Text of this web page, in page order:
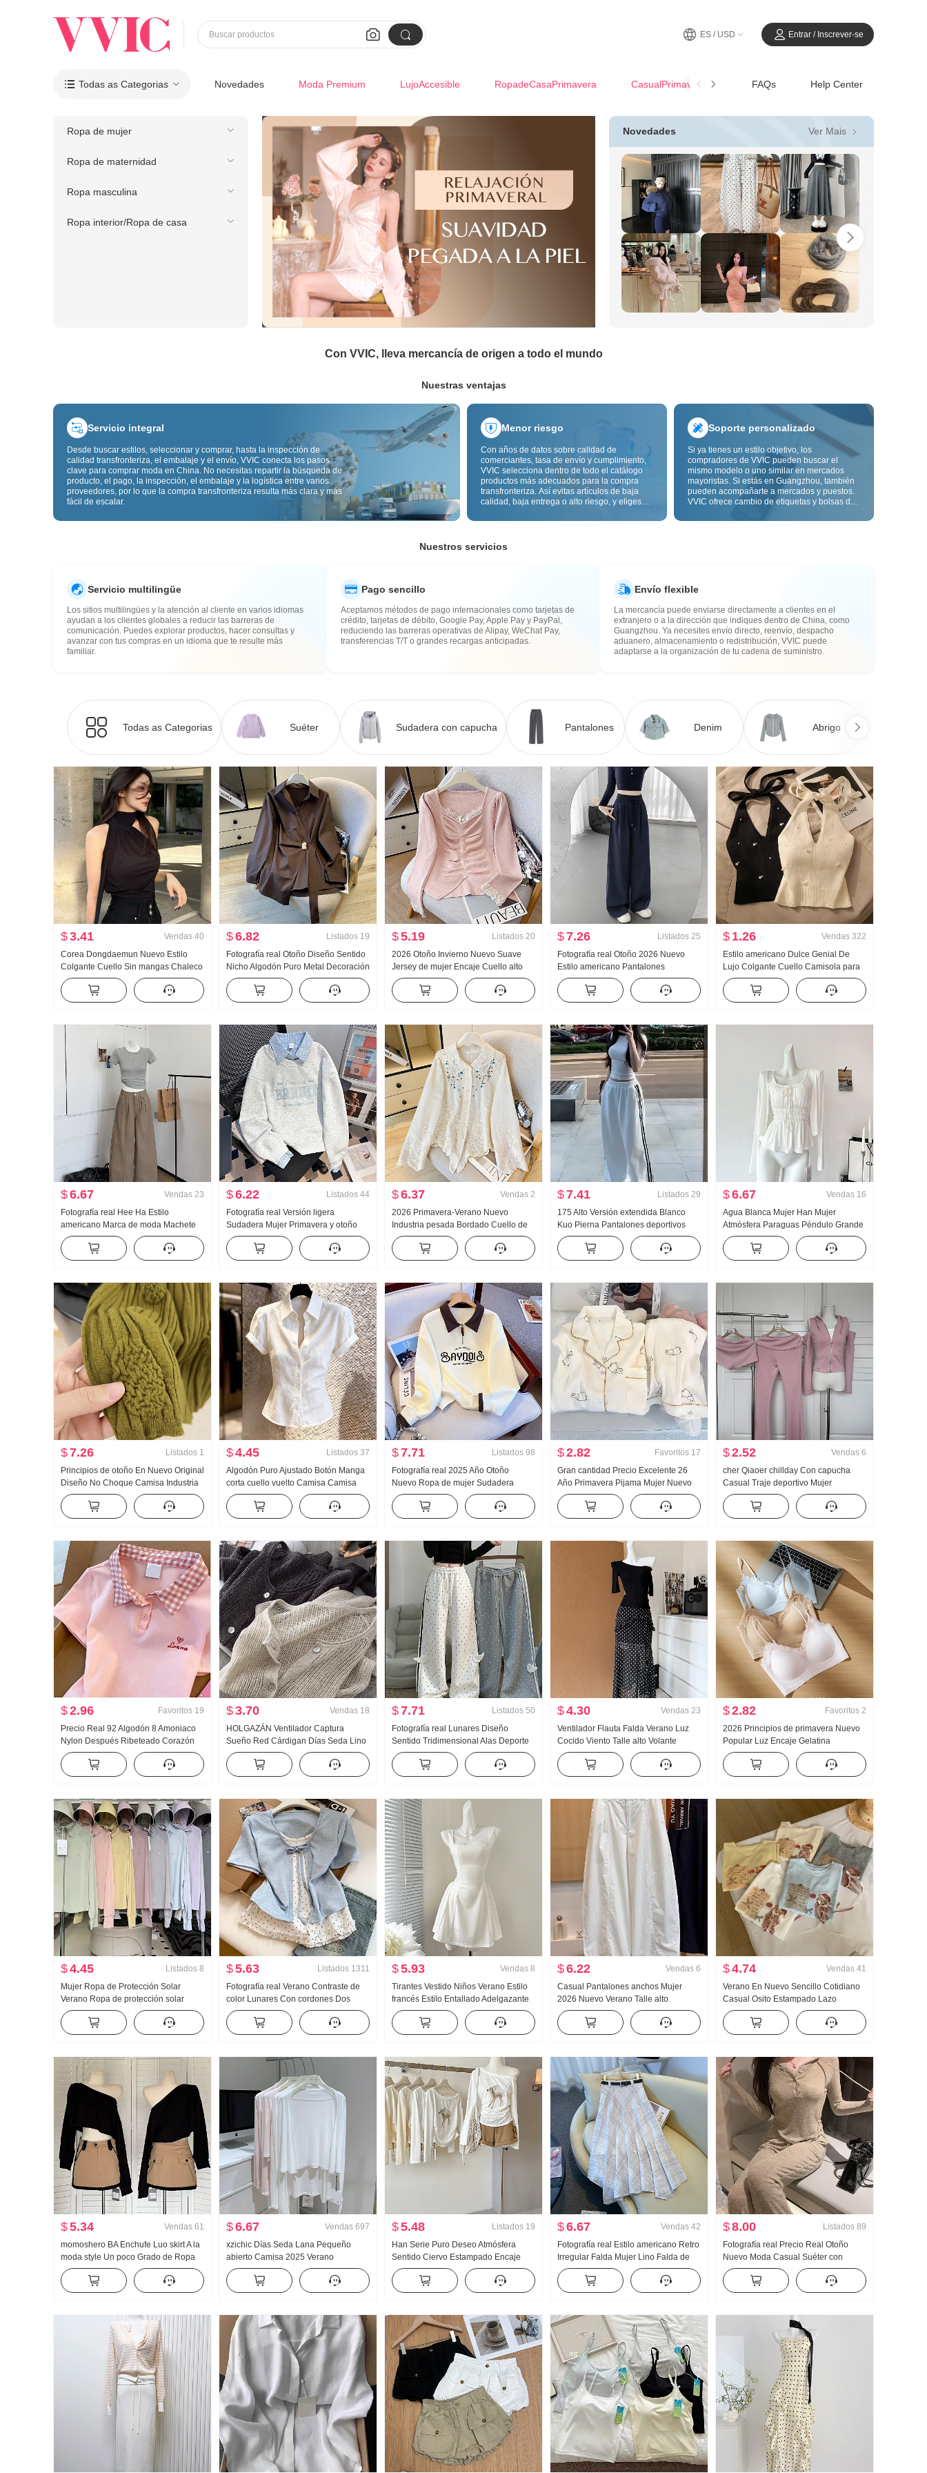
 
Buscar productos ES / USD Entrar / Inscrever-se
 Todas as Categorias Novedades Moda Premium LujoAccesible RopadeCasaPrimavera CasualPrimavera-Verano FAQs Help Center
Ropa de mujer
Ropa de maternidad
Ropa masculina
Ropa interior/Ropa de casa
Novedades Ver Mais 
Con VVIC, lleva mercancía de origen a todo el mundo
Nuestras ventajas
Servicio integral
Desde buscar estilos, seleccionar y comprar, hasta la inspección de
calidad transfronteriza, el embalaje y el envío, VVIC conecta los pasos
clave para comprar moda en China. No necesitas repartir la búsqueda de
producto, el pago, la inspección, el embalaje y la logística entre varios
proveedores, por lo que la compra transfronteriza resulta más clara y más
fácil de escalar.
Menor riesgo
Con años de datos sobre calidad de
comerciantes, tasa de envío y cumplimiento,
VVIC selecciona dentro de todo el catálogo
productos más adecuados para la compra
transfronteriza. Así evitas artículos de baja
calidad, baja entrega o alto riesgo, y eliges
calidad transfronteriza y las etiquetas de
aduana y posventa.
Soporte personalizado
Si ya tienes un estilo objetivo, los
compradores de VVIC pueden buscar el
mismo modelo o uno similar en mercados
mayoristas. Si estás en Guangzhou, también
pueden acompañarte a mercados y puestos.
VVIC ofrece cambio de etiquetas y bolsas de
imagen o muestra, para que tu compra sea
Nuestros servicios
Servicio multilingüe
Los sitios multilingües y la atención al cliente en varios idiomas
ayudan a los clientes globales a reducir las barreras de
comunicación. Puedes explorar productos, hacer consultas y
avanzar con tus compras en un idioma que te resulte más
familiar.
Pago sencillo
Aceptamos métodos de pago internacionales como tarjetas de
crédito, tarjetas de débito, Google Pay, Apple Pay y PayPal,
reduciendo las barreras operativas de Alipay, WeChat Pay,
transferencias T/T o grandes recargas anticipadas.
Envío flexible
La mercancía puede enviarse directamente a clientes en el
extranjero o a la dirección que indiques dentro de China, como
Guangzhou. Ya necesites envío directo, reenvío, despacho
aduanero, almacenamiento o redistribución, VVIC puede
adaptarse a la organización de tu cadena de suministro.
Todas as Categorias Suéter Sudadera con capucha Pantalones Denim Abrigo
$3.41 Vendas 40
Corea Dongdaemun Nuevo Estilo
Colgante Cuello Sin mangas Chaleco
para mujer Rocío Clavícula Femenino
Pantalla Figura Cinta Top Moda
$6.82 Listados 19
Fotografía real Otoño Diseño Sentido
Nicho Algodón Puro Metal Decoración
Entallado Adelgazante Holgado
Manga Larga Camisa Top Mujer
$5.19 Listados 20
2026 Otoño Invierno Nuevo Suave
Jersey de mujer Encaje Cuello alto
Acolchado Suéter de punto Mujer
Diseño Sentido Encaje Manga Larga
Top
$7.26 Listados 25
Fotografía real Otoño 2026 Nuevo
Estilo americano Pantalones
deportivos Mujer Talle bajo Holgado
HOLGAZÁN Kuo Pierna Casual Wei
Pantalones Pantalones de pierna
$ 1.26 Vendas 322
Estilo americano Dulce Genial De
Lujo Colgante Cuello Camisola para
mujer Verano Para uso exterior
Interior Partido Camiseta Interior
Chica atrevida tejido de punto Top sin
$6.67 Vendas 23
Fotografía real Hee Ha Estilo
americano Marca de moda Machete
Vaqueros Holgado Kuo Pierna Casual
Pantalones
$6.22 Listados 44
Fotografía real Versión ligera
Sudadera Mujer Primavera y otoño
Nuevo Han Serie Dos piezas falsas
Holgado Espina Bordado Rayas
Cuello polo Top
$6.37 Vendas 2
2026 Primavera-Verano Nuevo
Industria pesada Bordado Cuello de
muñeca Camisa para mujer Estilo
francés Retro Protección solar
Cárdigan
$7.41 Listados 29
175 Alto Versión extendida Blanco
Kuo Pierna Pantalones deportivos
Mujer Primavera y otoño Nuevo
Versátil Rayas Casual Arrastrando
Pantalones
$6.67 Vendas 16
Agua Blanca Mujer Han Mujer
Atmósfera Paraguas Péndulo Grande
u Collar Tirantes Dos Ropa Diseño
Sentido Cárdigan Mujer Verano
Adelgazante Tirantes Top
$7.26 Listados 1
Principios de otoño En Nuevo Original
Diseño No Choque Camisa Industria
pesada Jacquard tejido de punto Top
Mujer Otoño Nuevo Adelgazante
$4.45 Listados 37
Algodón Puro Ajustado Botón Manga
corta cuello vuelto Camisa Camisa
Mujer 2026 Verano Avanzado Sentido
Luz Lujo Suave Viento Top
$7.71 Listados 98
Fotografía real 2025 Año Otoño
Nuevo Ropa de mujer Sudadera
Reducción de edad Mitad Cremallera
Moda Cuello polo Casual Versátil
Adelgazante
$2.82 Favoritos 17
Gran cantidad Precio Excelente 26
Año Primavera Pijama Mujer Nuevo
Nubes Algodón Manga Larga
Pequeño cuello vuelto Ropa de casa
Conjunto Transmisión en vivo Alto
$2.52 Vendas 6
cher Qiaoer chillday Con capucha
Casual Traje deportivo Mujer
Primavera Hombros descubiertos
Abrigo pantalones acampanados
Conjunto de tres piezas
$2.96 Favoritos 19
Precio Real 92 Algodón 8 Amoniaco
Nylon Después Ribeteado Corazón
Bordado Dulce Corto Cuello polo
Camiseta Ajustado Petite Moda
$3.70 Vendas 18
HOLGAZÁN Ventilador Captura
Sueño Red Cárdigan Días Seda Lino
Hecho a mano Selección Agujero
Calado tejido de punto Cárdigan
Mujer Acondicionador de aire Camisa
$7.71 Listados 50
Fotografía real Lunares Diseño
Sentido Tridimensional Alas Deporte
Wei Pantalones Mujer Nuevo Luz Asia
Viento Holgado Recto Adelgazante
Pantalones casuales
$4.30 Vendas 23
Ventilador Flauta Falda Verano Luz
Cocido Viento Talle alto Volante
Abertura Negro Lunares Falda Días
Seda Oblicuo Hombro Ropa
$2.82 Favoritos 2
2026 Principios de primavera Nuevo
Popular Luz Encaje Gelatina
Pegamento Tira Corsé Interior
Cinturón Pecho Almohadilla
Adelgazante Chaleco para mujer
$4.45 Listados 8
Mujer Ropa de Protección Solar
Verano Ropa de protección solar
Nailon Versión ligera Hielo Seda
Transpirable Abrigo Holgado Talla
grande Sudadera con capucha
$5.63 Listados 1311
Fotografía real Verano Contraste de
color Lunares Con cordones Dos
piezas falsas Manga corta Camiseta
Mujer Verano Nuevo Estilo dulce
Nicho Top
$5.93 Vendas 8
Tirantes Vestido Niños Verano Estilo
francés Estilo Entallado Adelgazante
Vestido sin mangas Minifalda
$6.22 Vendas 6
Casual Pantalones anchos Mujer
2026 Nuevo Verano Talle alto
Adelgazante Talla grande Petite
Sencillo Holgado Nueve puntos
Machete Pantalones
$4.74 Vendas 41
Verano En Nuevo Sencillo Cotidiano
Casual Osito Estampado Lazo
Holgado Nicho Manga corta Camiseta
Estilo coreano tejido de punto Top
$5.34 Vendas 61
momoshero BA Enchufe Luo skirt A la
moda style Un poco Grado de Ropa
de trabajo Bicolor Falda corta
$6.67 Vendas 697
xzichic Días Seda Lana Pequeño
abierto Camisa 2025 Verano
HOLGAZÁN Viento Top Nuevo tejido
de punto Caída Hombro Fino Abrigo
para mujer
$5.48 Listados 19
Han Serie Puro Deseo Atmósfera
Sentido Ciervo Estampado Encaje
Encaje Oblicuo Hombro Camiseta
Hombros descubiertos Top
$6.67 Vendas 42
Fotografía real Estilo americano Retro
Irregular Falda Mujer Lino Falda de
longitud media Cuadros Falda de
línea A Irregular Cola de pez Péndulo
Falda
$8.00 Listados 89
Fotografía real Precio Real Otoño
Nuevo Moda Casual Suéter con
capucha Wei Pantalones Adelgazante
Conjunto Traje deportivo Mujer Moda